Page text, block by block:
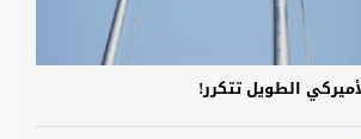
الطويل تتكرر!